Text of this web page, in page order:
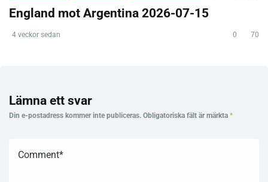
England mot Argentina 2026-07-15
4 veckor sedan 0 70
Lämna ett svar
Din e-postadress kommer inte publiceras. Obligatoriska fält är märkta *